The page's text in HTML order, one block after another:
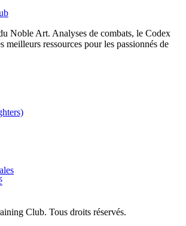
Noble Art. Analyses de combats, le Codex
meilleurs ressources pour les passionnés de
Club. Tous droits réservés.